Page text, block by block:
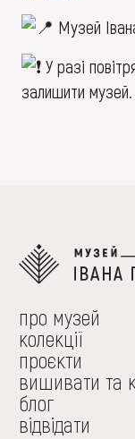
Музей
У разі
залишити музей.
про музей
колекції
проєкти
вишивати та
блог
відвідати